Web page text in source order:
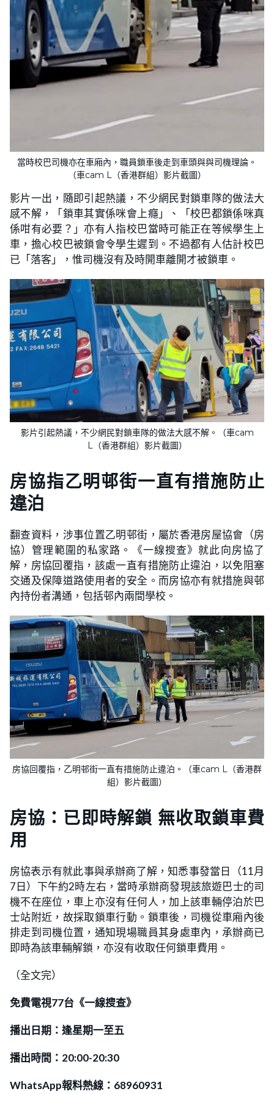
當時校巴司機亦在車廂內，職員鎖車後走到車頭與與司機理論。
（車cam L（香港群組）影片截圖）
影片一出，隨即引起熱議，不少網民對鎖車隊的做法大
感不解，「鎖車其實係咪會上癮」、「校巴都鎖係咪真
係咁有必要？」亦有人指校巴當時可能正在等候學生上
車，擔心校巴被鎖會令學生遲到。不過都有人估計校巴
已「落客」，惟司機沒有及時開車離開才被鎖車。
影片引起熱議，不少網民對鎖車隊的做法大感不解。（車cam
L（香港群組）影片截圖）
房協指乙明邨街一直有措施防止
違泊
翻查資料，涉事位置乙明邨街，屬於香港房屋協會（房
協）管理範圍的私家路。《一線搜查》就此向房協了
解，房協回覆指，該處一直有措施防止違泊，以免阻塞
交通及保障道路使用者的安全。而房協亦有就措施與邨
內持份者溝通，包括邨內兩間學校。
房協回覆指，乙明邨街一直有措施防止違泊。（車cam L（香港群
組）影片截圖）
房協：已即時解鎖 無收取鎖車費
用
房協表示有就此事與承辦商了解，知悉事發當日（11月
7日）下午約2時左右，當時承辦商發現該旅遊巴士的司
機不在座位，車上亦沒有任何人，加上該車輛停泊於巴
士站附近，故採取鎖車行動。鎖車後，司機從車廂內後
排走到司機位置，通知現場職員其身處車內，承辦商已
即時為該車輛解鎖，亦沒有收取任何鎖車費用。
（全文完）
免費電視77台《一線搜查》
播出日期：逢星期一至五
播出時間：20:00-20:30
WhatsApp報料熱線：68960931